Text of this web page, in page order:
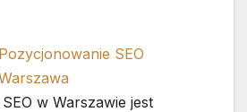
Pozycjonowanie SEO
w Warszawie jest